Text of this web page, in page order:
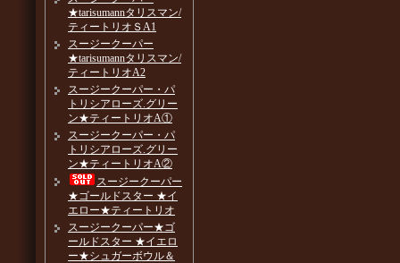
★tarisumannタリスマン/
ティートリオＳA1
スージークーパー
★tarisumannタリスマン/
ティートリオA2
スージークーパー・パ
トリシアローズ.グリー
ン★ティートリオA①
スージークーパー・パ
トリシアローズ.グリー
ン★ティートリオA②
スージークーパー
★ゴールドスター ★イ
エロー★ティートリオ
スージークーパー★ゴ
ールドスター ★イエロ
ー★シュガーボウル＆